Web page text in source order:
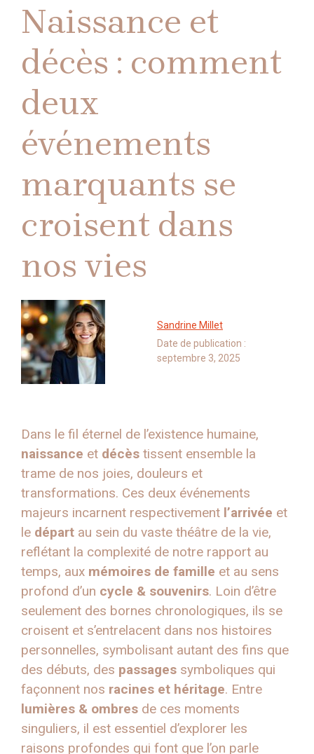
Naissance et
décès : comment
deux
événements
marquants se
croisent dans
nos vies
Sandrine Millet
Date de publication :
septembre 3, 2025
Dans le fil éternel de l’existence humaine,
naissance et décès tissent ensemble la
trame de nos joies, douleurs et
transformations. Ces deux événements
majeurs incarnent respectivement l’arrivée et
le départ au sein du vaste théâtre de la vie,
reflétant la complexité de notre rapport au
temps, aux mémoires de famille et au sens
profond d’un cycle & souvenirs. Loin d’être
seulement des bornes chronologiques, ils se
croisent et s’entrelacent dans nos histoires
personnelles, symbolisant autant des fins que
des débuts, des passages symboliques qui
façonnent nos racines et héritage. Entre
lumières & ombres de ces moments
singuliers, il est essentiel d’explorer les
raisons profondes qui font que l’on parle